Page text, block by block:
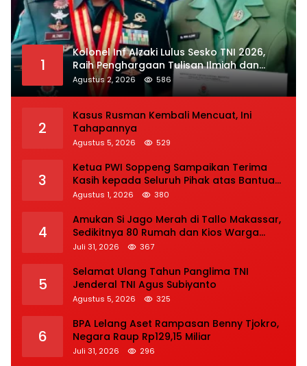
1
Kolonel Inf Alzaki Lulus Sesko TNI 2026,
Raih Penghargaan Tulisan Ilmiah dan
Jasmani Terbaik
Agustus 2, 2026 586
2
Kasus Rusman Kembali Mencuat, Ini
Tahapannya
Agustus 5, 2026 529
3
Ketua PWI Soppeng Sampaikan Terima
Kasih kepada Seluruh Pihak atas Bantuan
terhadap Adiknya Korban Kecelakaan
Agustus 1, 2026 380
4
Amukan Si Jago Merah di Tallo Makassar,
Sedikitnya 80 Rumah dan Kios Warga
Hangus, Pemadaman Berlangsung Tiga
Juli 31, 2026 367
5
Selamat Ulang Tahun Panglima TNI
Jenderal TNI Agus Subiyanto
Agustus 5, 2026 325
6
BPA Lelang Aset Rampasan Benny Tjokro,
Negara Raup Rp129,15 Miliar
Juli 31, 2026 296